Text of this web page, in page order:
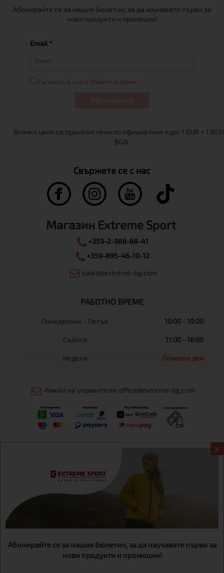
X
Абонирайте се за нашия бюлетин, за да научавате първи за
нови продукти и промоции!
Абонирайте се за нашия бюлетин, за да научавате първи за
нови продукти и промоции!
Email *
Съгласен/а съм с Общите условия
Свържете се с нас
Магазин Extreme Sport
+359-2-986-68-41
+359-895-46-10-12
sales@extreme-bg.com
РАБОТНО ВРЕМЕ
Понеделник - Петък 10:00 - 19:00
Събота 11:00 - 16:00
Неделя Почивен ден
Имейл на управителя: office@extreme-bg.com
Екстрем спорт ЕООД, BG131452613, административен адрес
гр. София, Овча купел, ул.692, №12, офис 1, магазини